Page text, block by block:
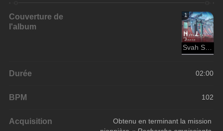
Couverture de
l'album
1
Svah Sanishyu
Durée 02:00
BPM 102
Acquisition
Obtenu en terminant la mission